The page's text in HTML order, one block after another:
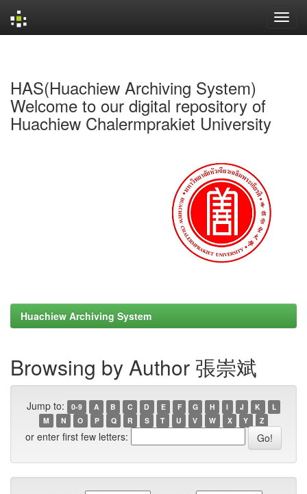
HAS(Huachiew Archiving System)
Welcome to our digital repository of
Huachiew Chalermprakiet University
Huachiew Archiving System
Browsing by Author 張崇斌
Jump to: 0-9 A B C D E F G H I J K
L
M
N O P Q R S T U V W X Y Z
or enter first few letters: